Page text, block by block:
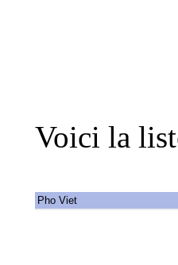
Voici la
Pho Viet